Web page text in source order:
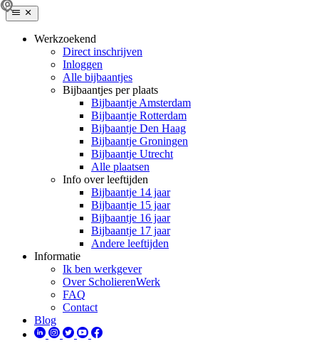
Werkzoekend
Direct inschrijven
Inloggen
Alle bijbaantjes
Bijbaantjes per plaats
Bijbaantje Amsterdam
Bijbaantje Rotterdam
Bijbaantje Den Haag
Bijbaantje Groningen
Bijbaantje Utrecht
Alle plaatsen
Info over leeftijden
Bijbaantje 14 jaar
Bijbaantje 15 jaar
Bijbaantje 16 jaar
Bijbaantje 17 jaar
Andere leeftijden
Informatie
Ik ben werkgever
Over ScholierenWerk
FAQ
Contact
Blog